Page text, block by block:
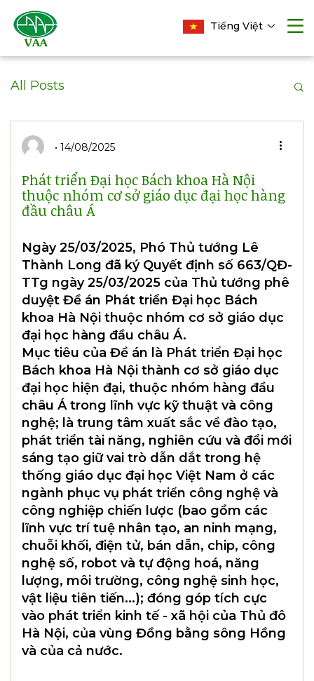
Tiếng Việt
All Posts
14/08/2025
Phát triển Đại học Bách khoa Hà Nội
thuộc nhóm cơ sở giáo dục đại học hàng
đầu châu Á
Ngày 25/03/2025, Phó Thủ tướng Lê
Thành Long đã ký Quyết định số 663/QĐ-
TTg ngày 25/03/2025 của Thủ tướng phê
duyệt Đề án Phát triển Đại học Bách
khoa Hà Nội thuộc nhóm cơ sở giáo dục
đại học hàng đầu châu Á.
Mục tiêu của Đề án là Phát triển Đại học
Bách khoa Hà Nội thành cơ sở giáo dục
đại học hiện đại, thuộc nhóm hàng đầu
châu Á trong lĩnh vực kỹ thuật và công
nghệ; là trung tâm xuất sắc về đào tạo,
phát triển tài năng, nghiên cứu và đổi mới
sáng tạo giữ vai trò dẫn dắt trong hệ
thống giáo dục đại học Việt Nam ở các
ngành phục vụ phát triển công nghệ và
công nghiệp chiến lược (bao gồm các
lĩnh vực trí tuệ nhân tạo, an ninh mạng,
chuỗi khối, điện tử, bán dẫn, chip, công
nghệ số, robot và tự động hoá, năng
lượng, môi trường, công nghệ sinh học,
vật liệu tiên tiến...); đóng góp tích cực
vào phát triển kinh tế - xã hội của Thủ đô
Hà Nội, của vùng Đồng bằng sông Hồng
và của cả nước.